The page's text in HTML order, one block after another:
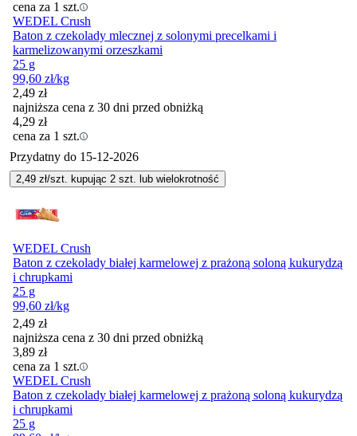
cena za 1 szt.
WEDEL Crush
Baton z czekolady mlecznej z solonymi precelkami i
karmelizowanymi orzeszkami
25 g
99,60 zł/kg
2,49 zł
najniższa cena z 30 dni przed obniżką
4,29 zł
cena za 1 szt.
Przydatny do 15-12-2026
2,49 zł/szt. kupując 2 szt. lub wielokrotność
WEDEL Crush
Baton z czekolady białej karmelowej z prażoną soloną kukurydzą
i chrupkami
25 g
99,60 zł/kg
2,49 zł
najniższa cena z 30 dni przed obniżką
3,89 zł
cena za 1 szt.
WEDEL Crush
Baton z czekolady białej karmelowej z prażoną soloną kukurydzą
i chrupkami
25 g